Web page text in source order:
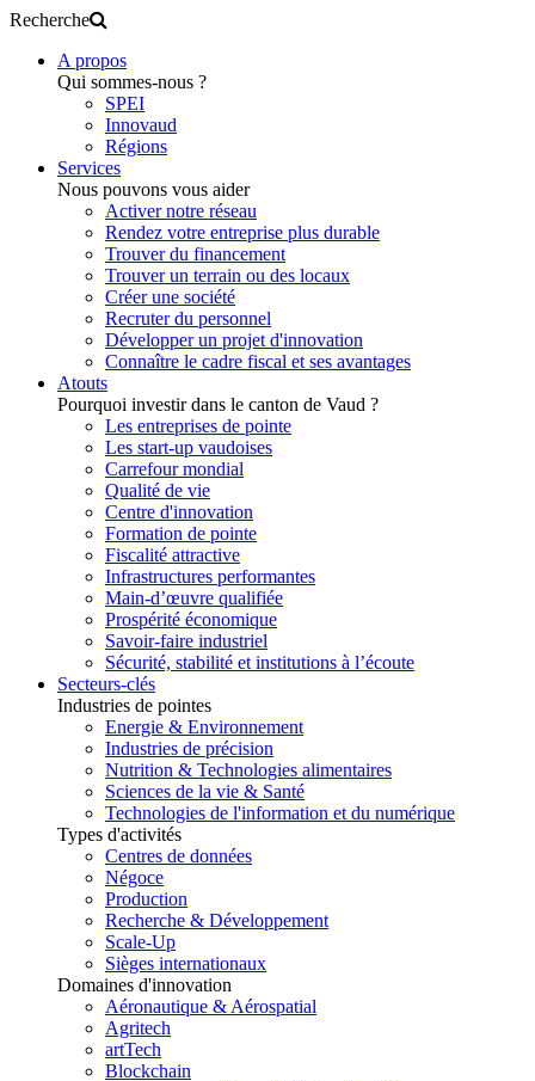
Recherche
A propos
Qui sommes-nous ?
SPEI
Innovaud
Régions
Services
Nous pouvons vous aider
Activer notre réseau
Rendez votre entreprise plus durable
Trouver du financement
Trouver un terrain ou des locaux
Créer une société
Recruter du personnel
Développer un projet d'innovation
Connaître le cadre fiscal et ses avantages
Atouts
Pourquoi investir dans le canton de Vaud ?
Les entreprises de pointe
Les start-up vaudoises
Carrefour mondial
Qualité de vie
Centre d'innovation
Formation de pointe
Fiscalité attractive
Infrastructures performantes
Main-d’œuvre qualifiée
Prospérité économique
Savoir-faire industriel
Sécurité, stabilité et institutions à l’écoute
Secteurs-clés
Industries de pointes
Energie & Environnement
Industries de précision
Nutrition & Technologies alimentaires
Sciences de la vie & Santé
Technologies de l'information et du numérique
Types d'activités
Centres de données
Négoce
Production
Recherche & Développement
Scale-Up
Sièges internationaux
Domaines d'innovation
Aéronautique & Aérospatial
Agritech
artTech
Blockchain